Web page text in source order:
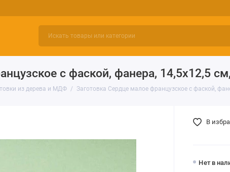
с фаской, фанера, 14,5х12,5
из дерева и МДФ Заготовка Сердце малое французское с фаской,
Нет в
В